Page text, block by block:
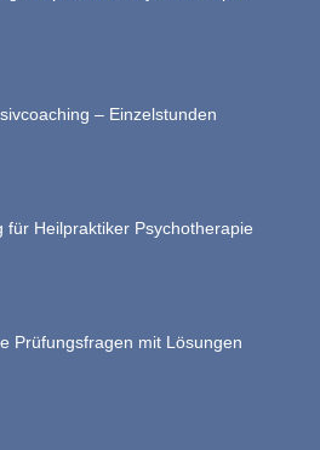
– Einzelstunden
für Heilpraktiker Psychotherapie
Prüfungsfragen mit Lösungen